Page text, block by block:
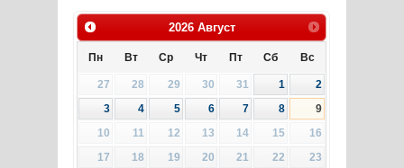
2026 Август
Пн Вт Ср Чт Пт Сб Вс
27 28 29 30 31 1
2
3
4 5 6 7 8
9
10
11 12 13 14 15
16
17
18 19 20 21 22
23